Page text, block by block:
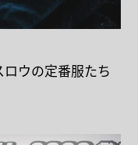
ウの定番服たち